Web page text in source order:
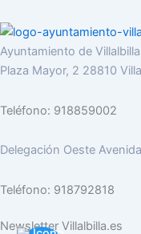
Ayuntamiento de Villalbilla
Plaza Mayor, 2 28810
Teléfono: 918859002
Delegación Oeste
Teléfono: 918792818
Newsletter Villalbilla.es